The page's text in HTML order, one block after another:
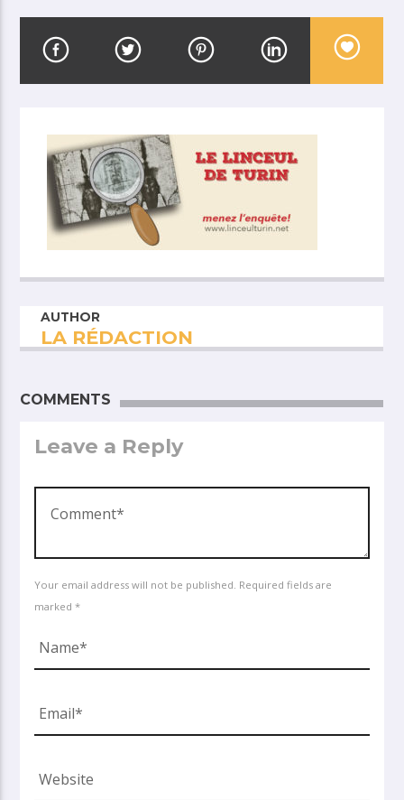
AUTHOR
LA RÉDACTION
COMMENTS
Leave a Reply
Your email address will not be published. Required fields are
marked *